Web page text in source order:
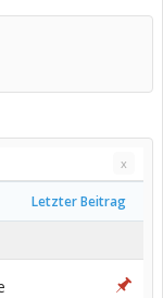
x
Letzter Beitrag